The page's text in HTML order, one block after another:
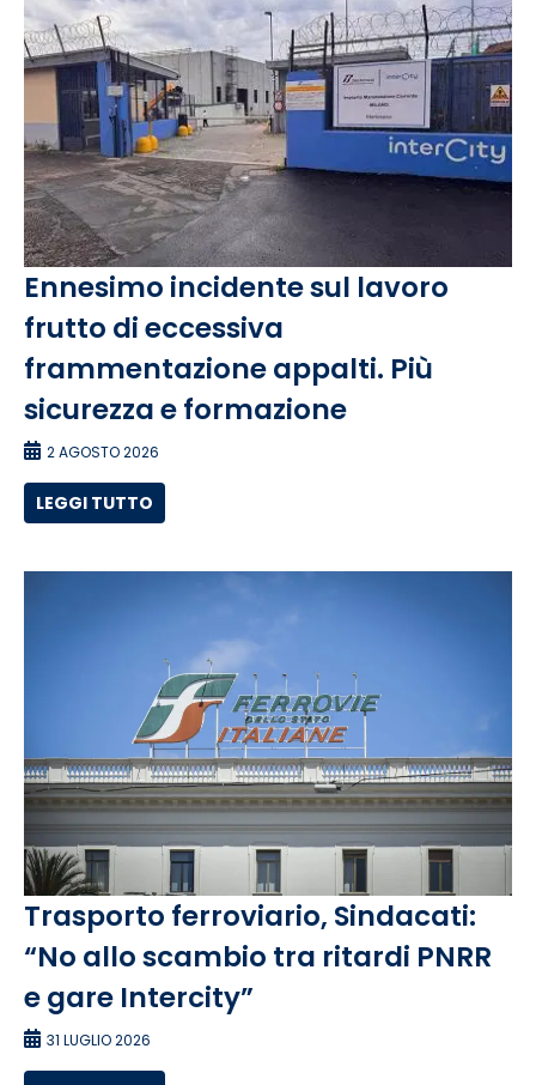
Ennesimo incidente sul lavoro
frutto di eccessiva
frammentazione appalti. Più
sicurezza e formazione
2 AGOSTO 2026
LEGGI TUTTO
Trasporto ferroviario, Sindacati:
“No allo scambio tra ritardi PNRR
e gare Intercity”
31 LUGLIO 2026